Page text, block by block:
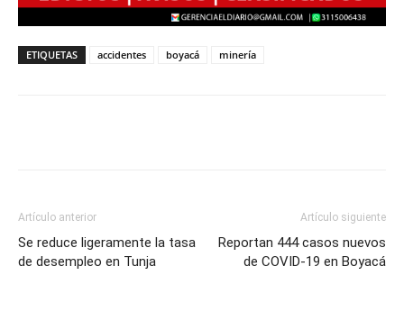
ETIQUETAS accidentes boyacá minería
Artículo anterior
Se reduce ligeramente la tasa
de desempleo en Tunja
Artículo siguiente
Reportan 444 casos nuevos
de COVID-19 en Boyacá